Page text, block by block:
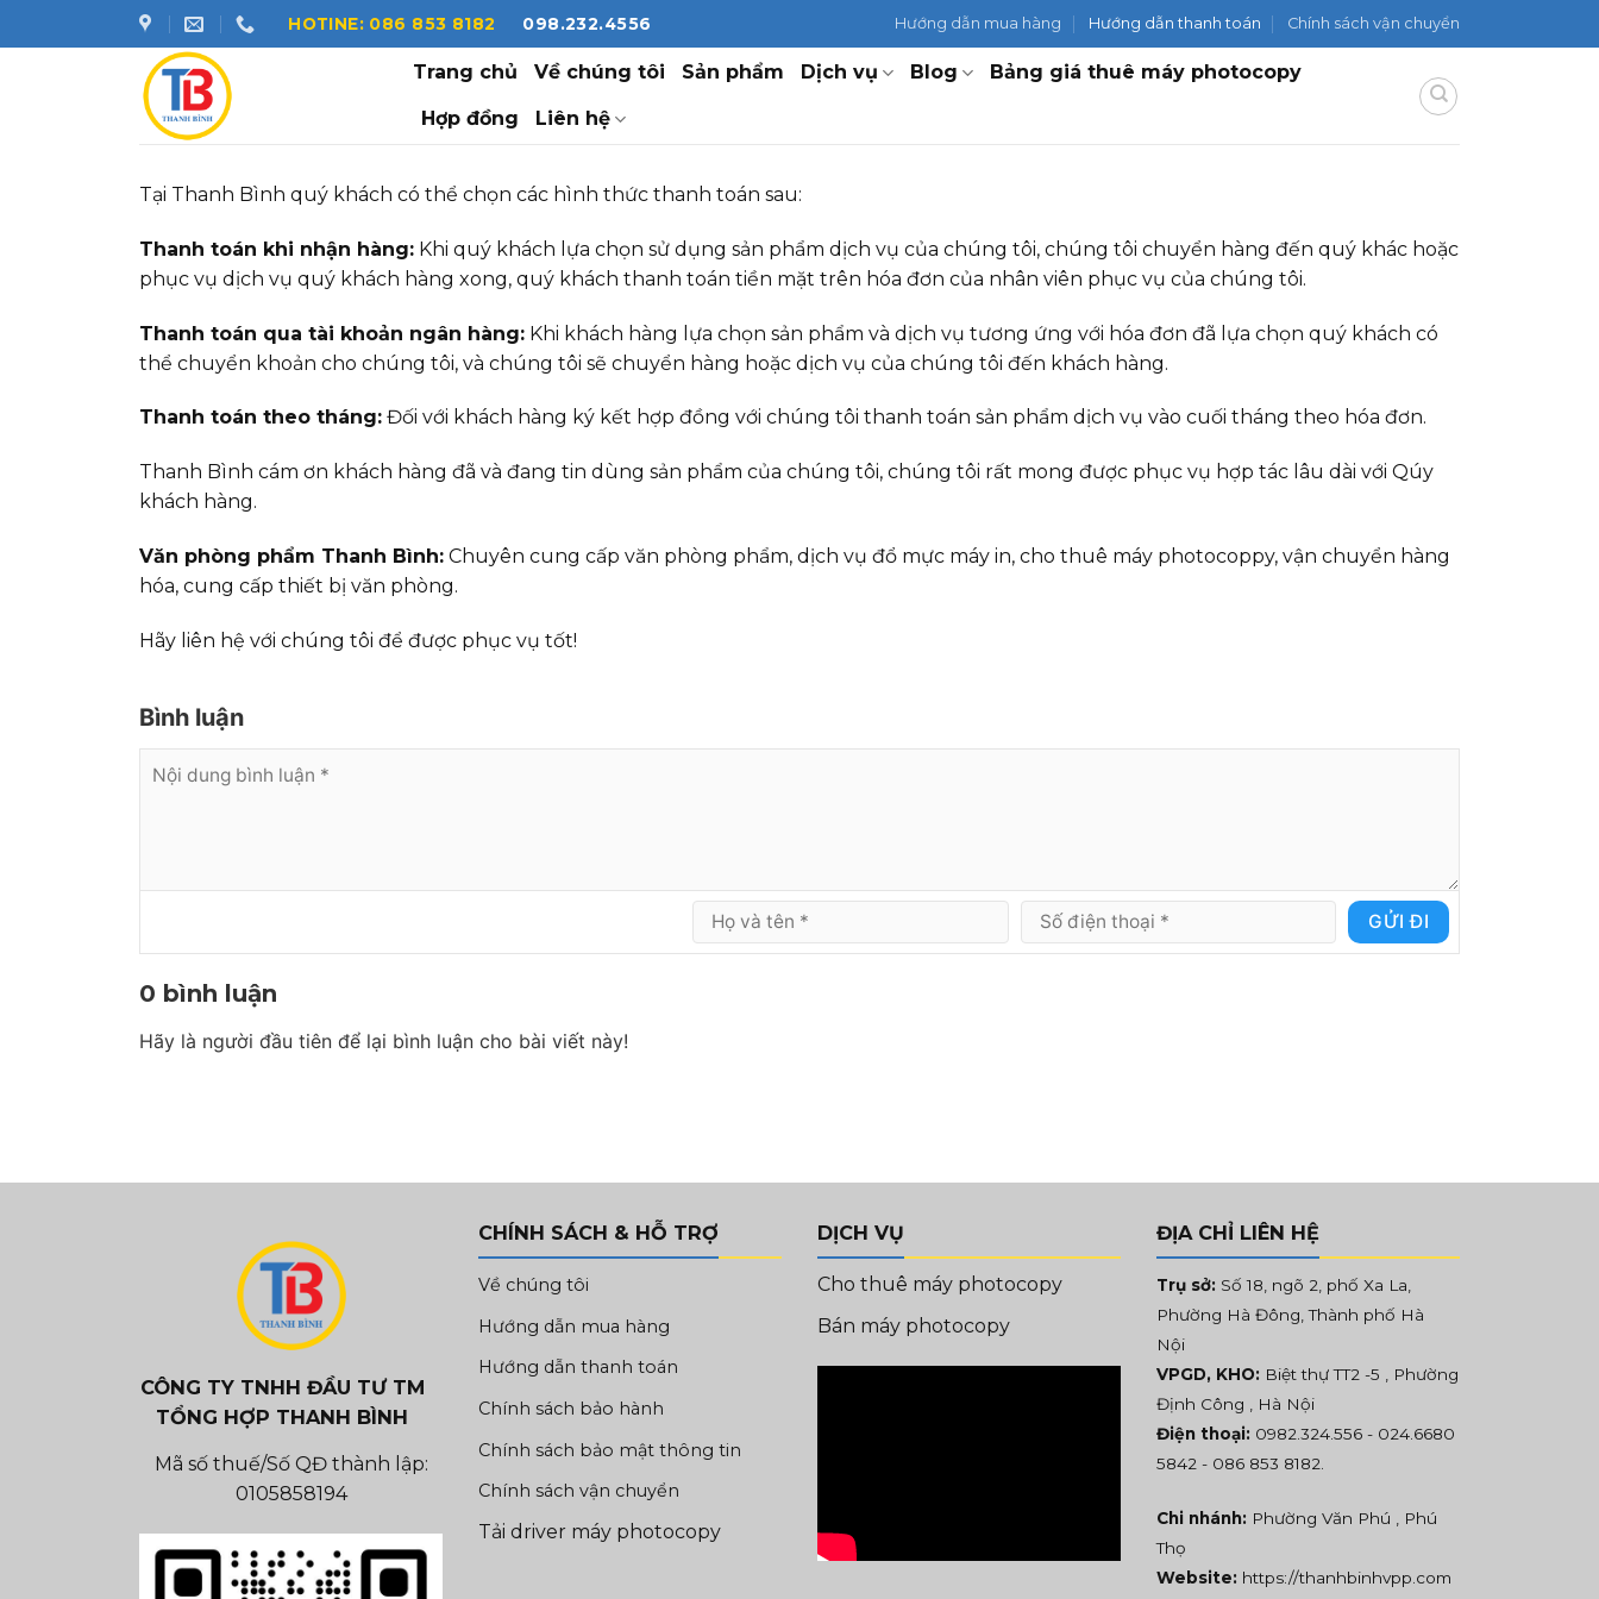
to
HOTINE: 086 853 8182 098.232.4556 Hướng dẫn mua hàng Hướng dẫn thanh toán Chính sách vận chuyển
Trang chủ Về chúng tôi Sản phẩm Dịch vụ Blog Bảng giá thuê máy photocopy
Hợp đồng Liên hệ
Tại Thanh Bình quý khách có thể chọn các hình thức thanh toán sau:
Thanh toán khi nhận hàng: Khi quý khách lựa chọn sử dụng sản phẩm dịch vụ của chúng tôi, chúng tôi chuyển hàng đến quý khác hoặc
phục vụ dịch vụ quý khách hàng xong, quý khách thanh toán tiền mặt trên hóa đơn của nhân viên phục vụ của chúng tôi.
Thanh toán qua tài khoản ngân hàng: Khi khách hàng lựa chọn sản phẩm và dịch vụ tương ứng với hóa đơn đã lựa chọn quý khách có
thể chuyển khoản cho chúng tôi, và chúng tôi sẽ chuyển hàng hoặc dịch vụ của chúng tôi đến khách hàng.
Thanh toán theo tháng: Đối với khách hàng ký kết hợp đồng với chúng tôi thanh toán sản phẩm dịch vụ vào cuối tháng theo hóa đơn.
Thanh Bình cám ơn khách hàng đã và đang tin dùng sản phẩm của chúng tôi, chúng tôi rất mong được phục vụ hợp tác lâu dài với Qúy
khách hàng.
Văn phòng phẩm Thanh Bình: Chuyên cung cấp văn phòng phẩm, dịch vụ đổ mực máy in, cho thuê máy photocoppy, vận chuyển hàng
hóa, cung cấp thiết bị văn phòng.
Hãy liên hệ với chúng tôi để được phục vụ tốt!
Bình luận
GỬI ĐI
0 bình luận
Hãy là người đầu tiên để lại bình luận cho bài viết này!
CÔNG TY TNHH ĐẦU TƯ TM
TỔNG HỢP THANH BÌNH
Mã số thuế/Số QĐ thành lập:
0105858194
CHÍNH SÁCH & HỖ TRỢ
Về chúng tôi
Hướng dẫn mua hàng
Hướng dẫn thanh toán
Chính sách bảo hành
Chính sách bảo mật thông tin
Chính sách vận chuyển
Tải driver máy photocopy
DỊCH VỤ
Cho thuê máy photocopy
Bán máy photocopy
ĐỊA CHỈ LIÊN HỆ
Trụ sở: Số 18, ngõ 2, phố Xa La,
Phường Hà Đông, Thành phố Hà
Nội
VPGD, KHO: Biệt thự TT2 -5 , Phường
Định Công , Hà Nội
Điện thoại: 0982.324.556 - 024.6680
5842 - 086 853 8182.
Chi nhánh: Phường Văn Phú , Phú
Thọ
Website: https://thanhbinhvpp.com